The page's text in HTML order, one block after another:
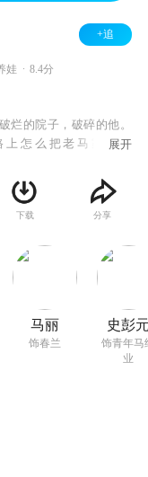
+追
娃 8.4分
烂的院子，破碎的他。
怎么把老马家落下
赶驴打工，家徒四壁，
）则是他们逆天改命的
年年好成绩，一点不娇
边的人们都越来越不对
展开
下载 分享
马丽
饰春兰
史彭
饰青年马
业